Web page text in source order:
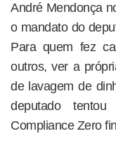
André Mendonça
o mandato do
Para quem fez
outros, ver a
de lavagem de
deputado
Compliance Zero